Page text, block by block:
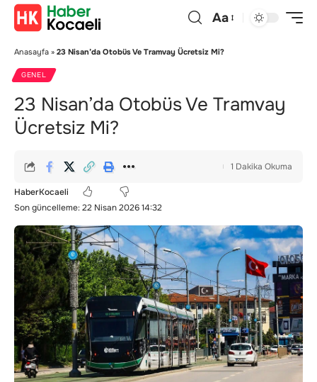
Aa
Anasayfa » 23 Nisan’da Otobüs Ve Tramvay Ücretsiz Mi?
GENEL
23 Nisan’da Otobüs Ve Tramvay
Ücretsiz Mi?
Son güncelleme: 22 Nisan 2026 14:32
HaberKocaeli
1 Dakika Okuma